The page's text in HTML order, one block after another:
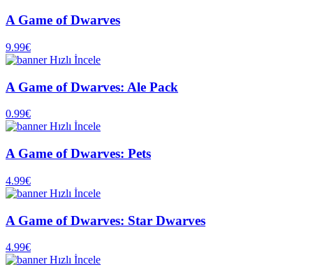
A Game of Dwarves
9.99€
Hızlı İncele
A Game of Dwarves: Ale Pack
0.99€
Hızlı İncele
A Game of Dwarves: Pets
4.99€
Hızlı İncele
A Game of Dwarves: Star Dwarves
4.99€
Hızlı İncele